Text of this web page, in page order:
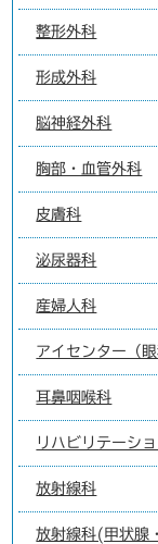
整形外科
形成外科
脳神経外科
胸部・血管外科
皮膚科
泌尿器科
産婦人科
アイセンター（眼
耳鼻咽喉科
リハビリテーシ
放射線科
放射線科(甲状腺